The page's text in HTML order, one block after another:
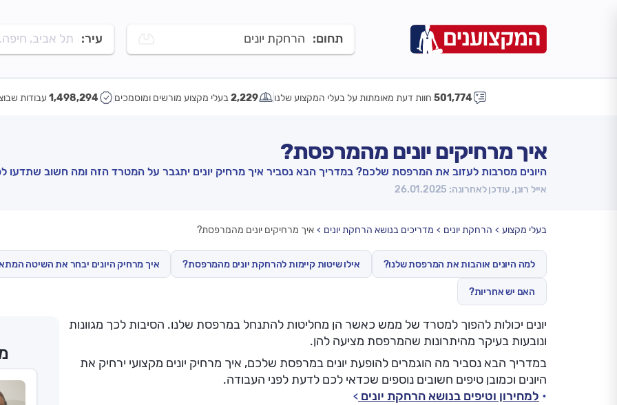
תחום: הרחקת יונים עיר: תל אביב,
501,774 חוות דעת מאומתות על בעלי המקצוע שלנו 2,229 בעלי מקצוע מורשים ומוסמכים 1,498,294 עבודות
איך מרחיקים יונים מהמרפסת?
היונים מסרבות לעזוב את המרפסת שלכם? במדריך הבא נסביר איך מרחיק יונים יתגבר על המטרד הזה ומה חשוב שתדעו
אייל רונן, עודכן לאחרונה: 26.01.2025
בעלי מקצוע הרחקת יונים מדריכים בנושא הרחקת יונים איך מרחיקים יונים מהמרפסת?
למה היונים אוהבות את המרפסת שלנו? אילו שיטות קיימות להרחקת יונים מהמרפסת? איך מרחיק היונים יבחר את השיטה
האם יש אחריות?
יונים יכולות להפוך למטרד של ממש כאשר הן מחליטות להתנחל במרפסת שלנו. הסיבות לכך מגוונות
ונובעות בעיקר מהיתרונות שהמרפסת מציעה להן.
במדריך הבא נסביר מה הוגמרים להופעת יונים במרפסת שלכם, איך מרחיק יונים מקצועי ירחיק את
היונים וכמובן טיפים חשובים נוספים שכדאי לכם לדעת לפני העבודה.
למחירון וטיפים בנושא הרחקת יונים